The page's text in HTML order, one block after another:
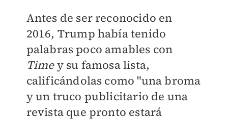
Antes de ser reconocido en
2016, Trump había tenido
palabras poco amables con
Timey su famosa lista,
calificándolas como "una broma
y un truco publicitario de una
revista que pronto estará